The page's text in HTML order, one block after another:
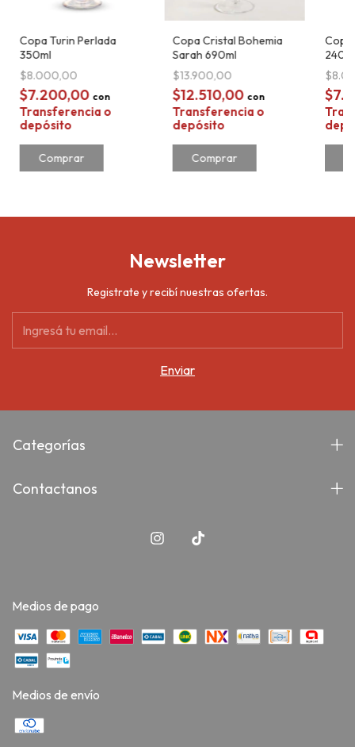
Copa Turin Perlada
350ml
$8.000,00
$7.200,00 con
Transferencia o
depósito
Copa Cristal Bohemia
Sarah 690ml
$13.900,00
$12.510,00 con
Transferencia o
depósito
Copa
Newsletter
Registrate y recibí nuestras ofertas.
Categorías
Contactanos
Medios de pago
Medios de envío